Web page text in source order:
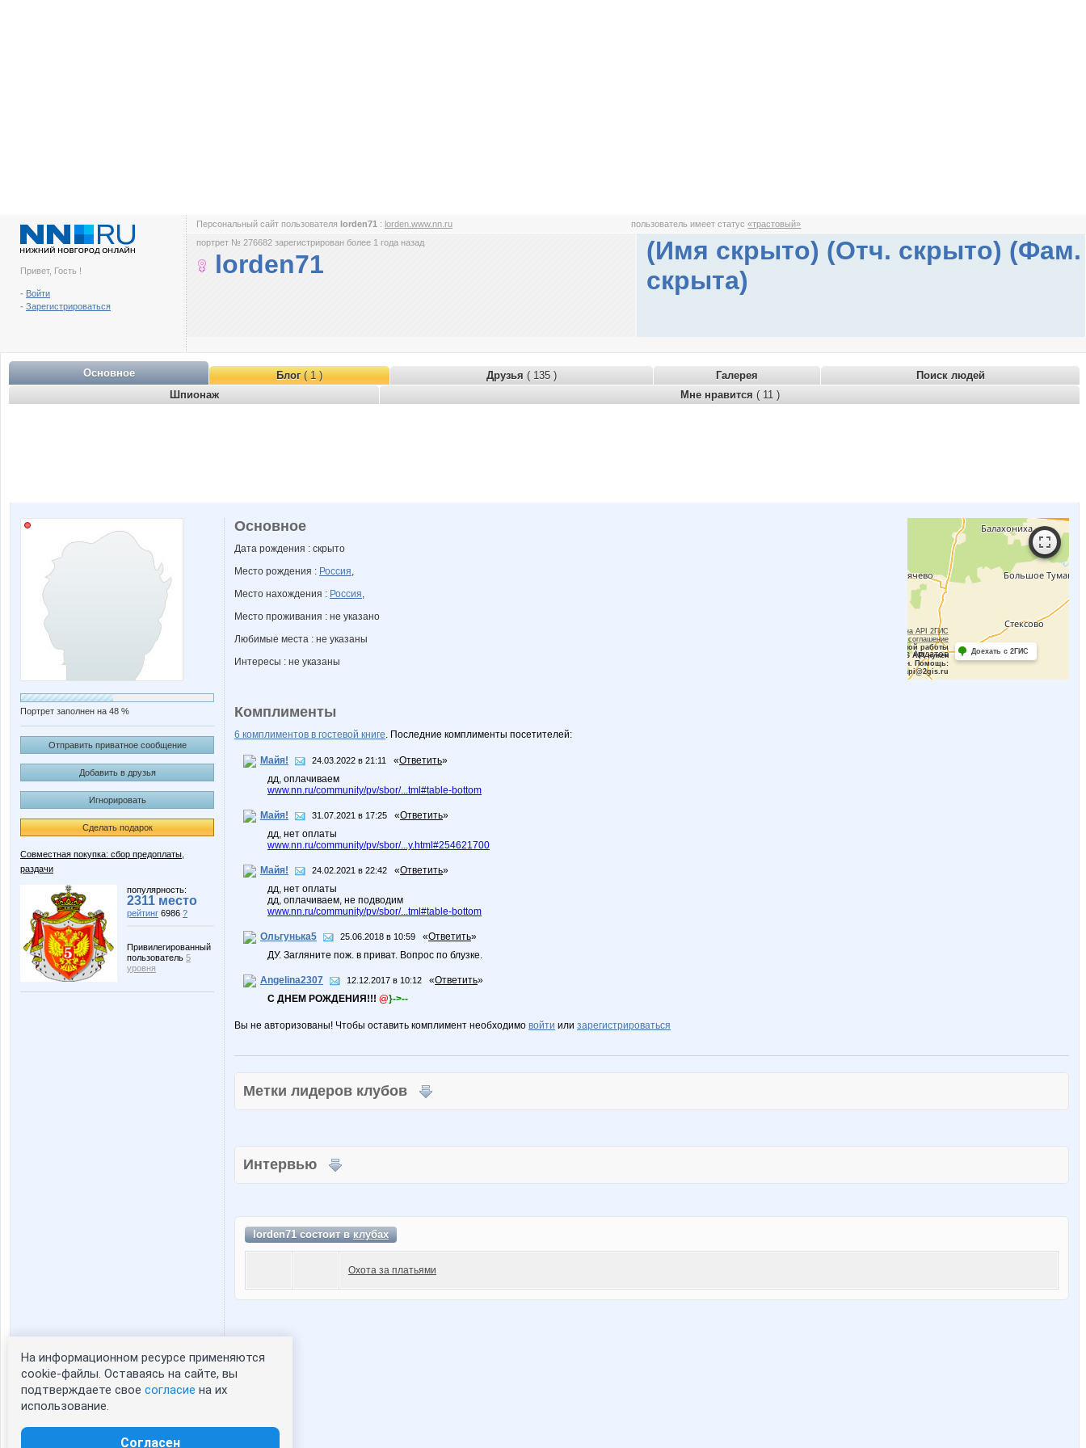
Привет, Гость !
- Войти
- Зарегистрироваться
Персональный сайт пользователя lorden71 : lorden.www.nn.ru пользователь имеет статус«трастовый»
портрет № 276682 зарегистрирован более 1 года назад
lorden71
(Имя скрыто) (Отч. скрыто) (Фам.
скрыта)
Основное Блог( 1 ) Друзья ( 135 ) Галерея
Поиск людей
Шпионаж
Мне нравится ( 11 )
Портрет заполнен на 48 %
Отправить приватное сообщение
Добавить в друзья
Игнорировать
Сделать подарок
Совместная покупка: сбор предоплаты,
раздачи
популярность:
2311 место
рейтинг 6986 ?
Привилегированный
пользователь 5
уровня
Статистика портрета:
сейчас просматривают портрет - 0
зарегистрированные пользователи
Работает на API 2ГИС
Лицензионное соглашение
Для корректной работы
Raster JS API нужен
ключ. Помощь:
api@2gis.ru
Доехать с 2ГИС
Основное
Дата рождения : скрыто
Место рождения : Россия,
Место нахождения : Россия,
Место проживания : не указано
Любимые места : не указаны
Интересы : не указаны
Комплименты
6 комплиментов в гостевой книге. Последние комплименты посетителей:
Майя! 24.03.2022 в 21:11 «Ответить»
дд, оплачиваем
www.nn.ru/community/pv/sbor/...tml#table-bottom
Майя! 31.07.2021 в 17:25 «Ответить»
дд, нет оплаты
www.nn.ru/community/pv/sbor/...y.html#254621700
Майя! 24.02.2021 в 22:42 «Ответить»
дд, нет оплаты
дд, оплачиваем, не подводим
www.nn.ru/community/pv/sbor/...tml#table-bottom
Ольгунька5 25.06.2018 в 10:59 «Ответить»
ДУ. Загляните пож. в приват. Вопрос по блузке.
Angelina2307 12.12.2017 в 10:12 «Ответить»
С ДНЕМ РОЖДЕНИЯ!!! @}->--
Вы не авторизованы! Чтобы оставить комплимент необходимо войти или зарегистрироваться
Метки лидеров клубов
Интервью
lorden71 состоит вклубах
Охота за платьями
На информационном ресурсе применяются
cookie-файлы. Оставаясь на сайте, вы
подтверждаете свое согласие на их
использование.
Согласен